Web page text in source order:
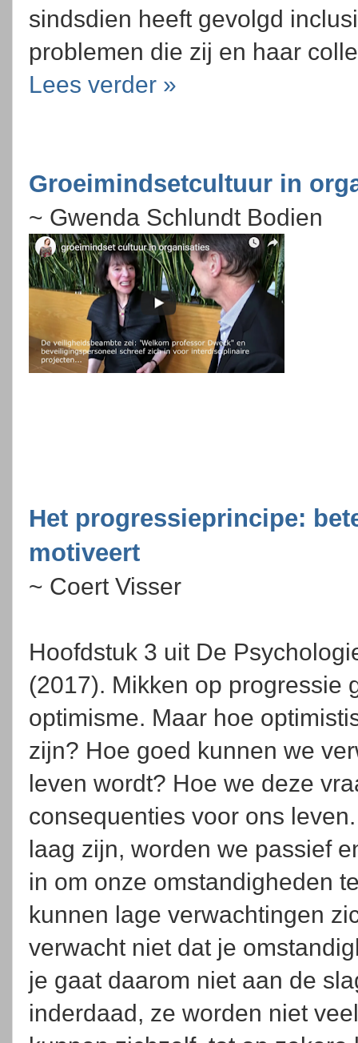
sindsdien heeft gevolgd
problemen die zij en haar
Lees verder »
Groeimindsetcultuur in
~ Gwenda Schlundt Bodien
Het progressieprincipe:
motiveert
~ Coert Visser
Hoofdstuk 3 uit De
(2017). Mikken op progressie
optimisme. Maar hoe
zijn? Hoe goed kunnen we
leven wordt? Hoe we deze
consequenties voor ons
laag zijn, worden we passief
in om onze omstandigheden
kunnen lage verwachtingen
verwacht niet dat je
je gaat daarom niet aan de
inderdaad, ze worden niet